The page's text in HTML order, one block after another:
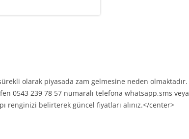
olarak piyasada zam gelmesine neden olmaktadır.
0543 239 78 57 numaralı telefona whatsapp,sms veya
renginizi belirterek güncel fiyatları alınız.</center>